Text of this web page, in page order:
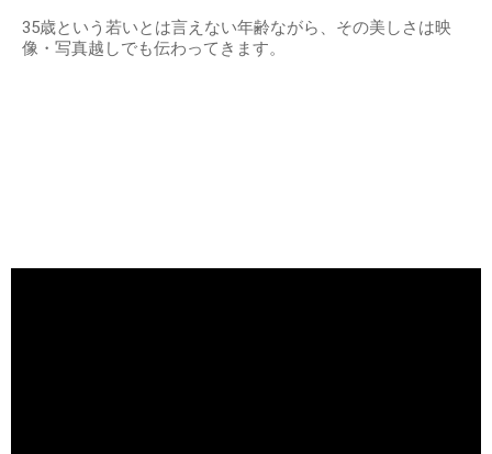
35歳という若いとは言えない年齢ながら、その美しさは映
像・写真越しでも伝わってきます。